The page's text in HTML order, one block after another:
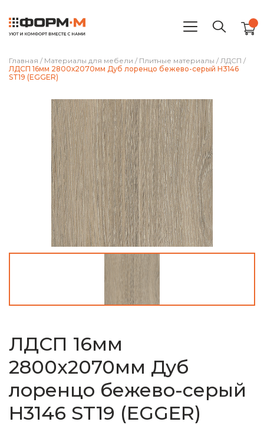
Главная / Материалы для мебели / Плитные материалы / ЛДСП /
ЛДСП 16мм 2800х2070мм Дуб лоренцо бежево-серый H3146
ST19 (EGGER)
ЛДСП 16мм
2800х2070мм Дуб
лоренцо бежево-серый
H3146 ST19 (EGGER)